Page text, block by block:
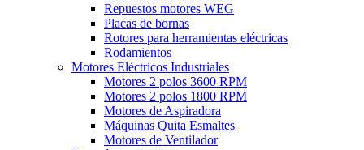
Repuestos motores WEG
Placas de bornas
Rotores para herramientas eléctricas
Rodamientos
Motores Eléctricos Industriales
Motores 2 polos 3600 RPM
Motores 2 polos 1800 RPM
Motores de Aspiradora
Máquinas Quita Esmaltes
Motores de Ventilador